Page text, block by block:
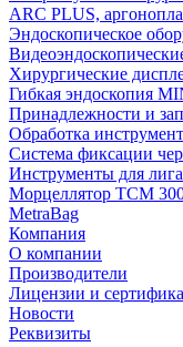
ARC PLUS,
Эндоскопическое
Хирургические
Гибкая эндоскопия
Принадлежности и
Обработка
Система фиксации
Инструменты для
Морцеллятор ТСМ
MetraBag
Компания
О компании
Производители
Лицензии и
Новости
Реквизиты